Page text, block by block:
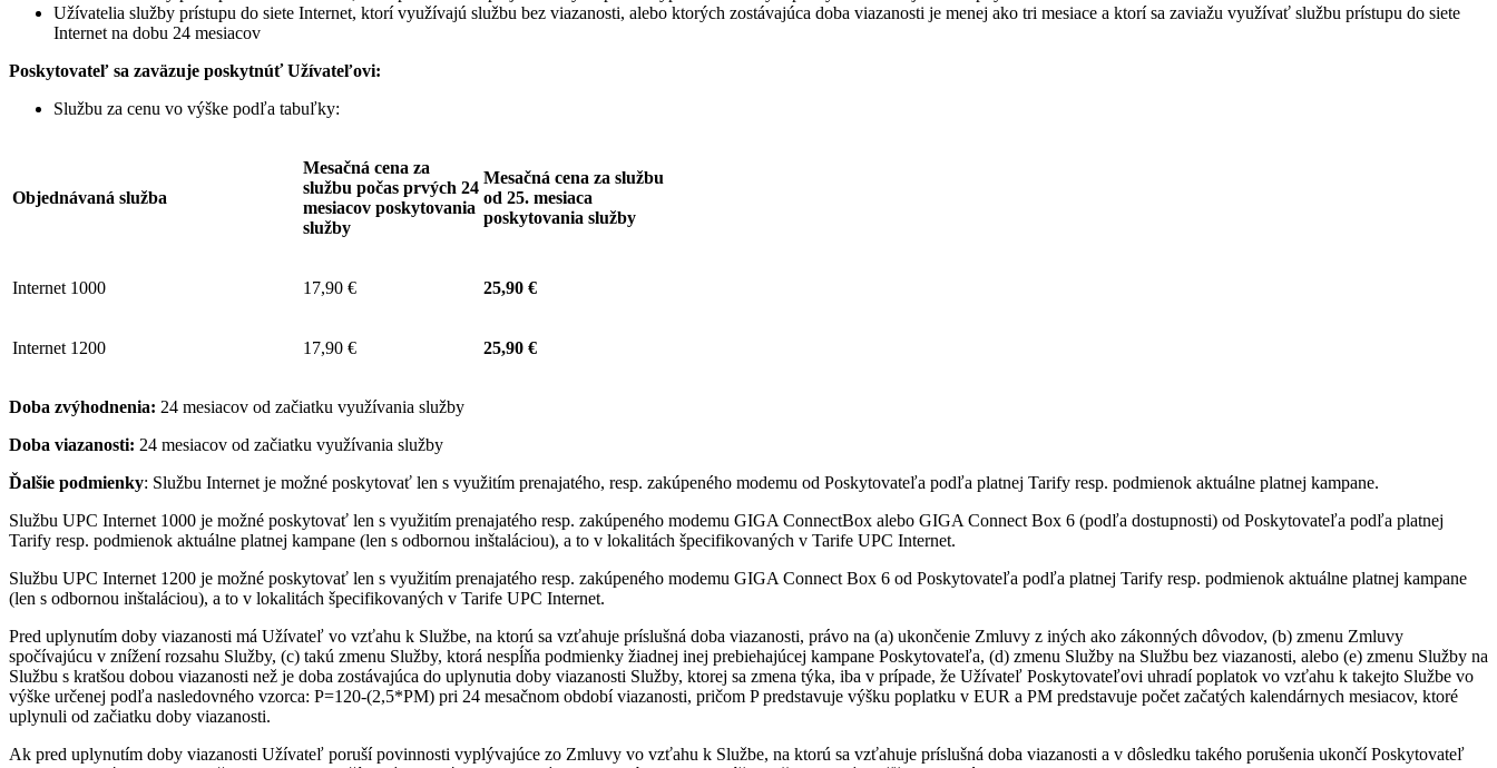
Užívatelia služby prístupu do siete Internet, ktorí využívajú službu bez viazanosti, alebo ktorých zostávajúca doba viazanosti je menej ako tri mesiace a ktorí sa zaviažu využívať službu prístupu do siete
Internet na dobu 24 mesiacov
Poskytovateľ sa zaväzuje poskytnúť Užívateľovi:
Službu za cenu vo výške podľa tabuľky:
Objednávaná služba
Mesačná cena za
službu počas prvých 24
mesiacov poskytovania
služby
Mesačná cena za službu
od 25. mesiaca
poskytovania služby
Internet 1000 17,90 € 25,90 €
Internet 1200 17,90 € 25,90 €
Doba zvýhodnenia: 24 mesiacov od začiatku využívania služby
Doba viazanosti: 24 mesiacov od začiatku využívania služby
Ďalšie podmienky: Službu Internet je možné poskytovať len s využitím prenajatého, resp. zakúpeného modemu od Poskytovateľa podľa platnej Tarify resp. podmienok aktuálne platnej kampane.
Službu UPC Internet 1000 je možné poskytovať len s využitím prenajatého resp. zakúpeného modemu GIGA ConnectBox alebo GIGA Connect Box 6 (podľa dostupnosti) od Poskytovateľa podľa platnej
Tarify resp. podmienok aktuálne platnej kampane (len s odbornou inštaláciou), a to v lokalitách špecifikovaných v Tarife UPC Internet.
Službu UPC Internet 1200 je možné poskytovať len s využitím prenajatého resp. zakúpeného modemu GIGA Connect Box 6 od Poskytovateľa podľa platnej Tarify resp. podmienok aktuálne platnej kampane
(len s odbornou inštaláciou), a to v lokalitách špecifikovaných v Tarife UPC Internet.
Pred uplynutím doby viazanosti má Užívateľ vo vzťahu k Službe, na ktorú sa vzťahuje príslušná doba viazanosti, právo na (a) ukončenie Zmluvy z iných ako zákonných dôvodov, (b) zmenu Zmluvy
spočívajúcu v znížení rozsahu Služby, (c) takú zmenu Služby, ktorá nespĺňa podmienky žiadnej inej prebiehajúcej kampane Poskytovateľa, (d) zmenu Služby na Službu bez viazanosti, alebo (e) zmenu Služby na
Službu s kratšou dobou viazanosti než je doba zostávajúca do uplynutia doby viazanosti Služby, ktorej sa zmena týka, iba v prípade, že Užívateľ Poskytovateľovi uhradí poplatok vo vzťahu k takejto Službe vo
výške určenej podľa nasledovného vzorca: P=120-(2,5*PM) pri 24 mesačnom období viazanosti, pričom P predstavuje výšku poplatku v EUR a PM predstavuje počet začatých kalendárnych mesiacov, ktoré
uplynuli od začiatku doby viazanosti.
Ak pred uplynutím doby viazanosti Užívateľ poruší povinnosti vyplývajúce zo Zmluvy vo vzťahu k Službe, na ktorú sa vzťahuje príslušná doba viazanosti a v dôsledku takého porušenia ukončí Poskytovateľ